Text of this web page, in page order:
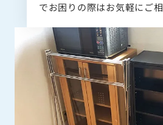
でお困りの際はお気軽にご